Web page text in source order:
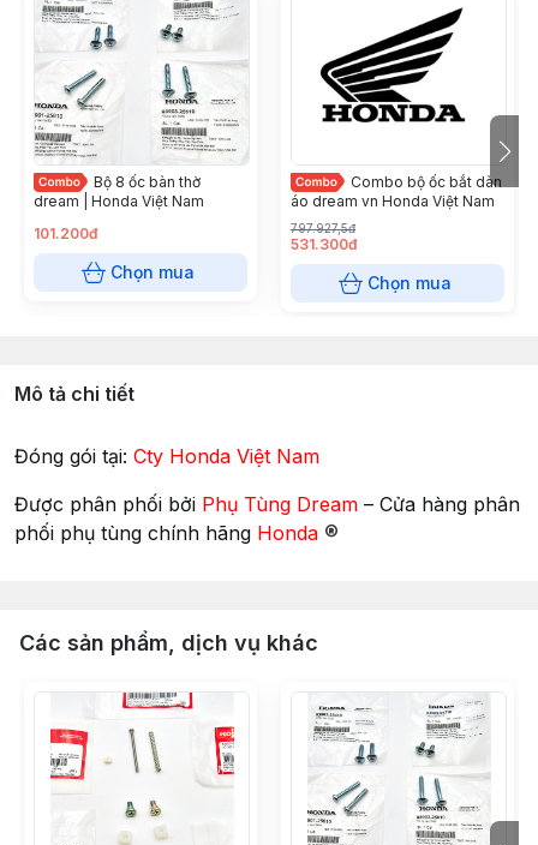
Bộ 8 ốc bàn thờ
dream | Honda Việt Nam
101.200đ
Chọn mua
Combo bộ ốc bắt dàn
áo dream vn Honda Việt Nam
797.927,5đ
531.300đ
Chọn mua
Mô tả chi tiết
Đóng gói tại: Cty Honda Việt Nam
Được phân phối bởi Phụ Tùng Dream – Cửa hàng phân
phối phụ tùng chính hãng Honda ®
Các sản phẩm, dịch vụ khác